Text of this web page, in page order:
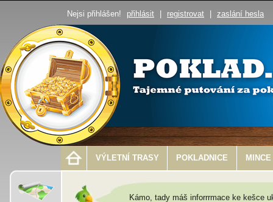
Nejsi přihlášen! přihlásit registrovat zaslání hesla
VÝLETNÍ TRASY POKLADNICE MINCE
Kámo, tady máš inforrrmace ke kešce